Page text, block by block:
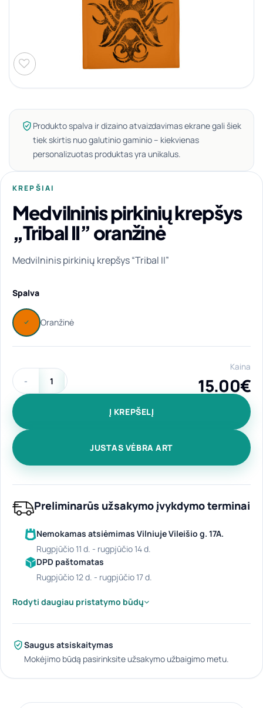
Produkto spalva ir dizaino atvaizdavimas ekrane gali šiek
tiek skirtis nuo galutinio gaminio – kiekvienas
personalizuotas produktas yra unikalus.
KREPŠIAI
Medvilninis pirkinių krepšys
„Tribal II” oranžinė
Medvilninis pirkinių krepšys “Tribal II”
Spalva
produkto kiekis: Medvilninis pirkinių krepšys "Tribal II"
Kaina
15.00€
Į KREPŠELĮ
JUSTAS VĖBRA ART
Preliminarūs užsakymo įvykdymo terminai
Nemokamas atsiėmimas Vilniuje Vileišio g. 17A.
rugpjūčio 11 d. - rugpjūčio 14 d.
DPD paštomatas
rugpjūčio 12 d. - rugpjūčio 17 d.
Rodyti daugiau pristatymo būdų
Saugus atsiskaitymas
Mokėjimo būdą pasirinksite užsakymo užbaigimo metu.